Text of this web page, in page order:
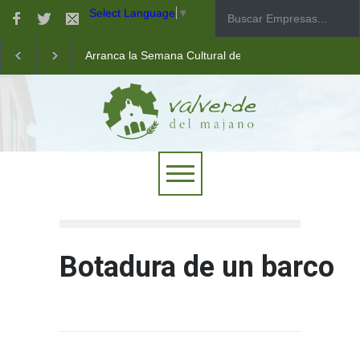
Select Language ▼
Arranca la Semana Cultural de Valverde
Taller de robótica para jóvenes
Las pistas municipales de pádel estrenan un nuevo
Botadura de un barco